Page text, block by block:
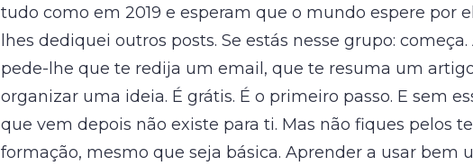
tudo como em 2019 e esperam que o mundo espere por
lhes dediquei outros posts. Se estás nesse grupo:
pede-lhe que te redija um email, que te resuma um
organizar uma ideia. É grátis. É o primeiro passo. E sem
que vem depois não existe para ti. Mas não fiques pelos
formação, mesmo que seja básica. Aprender a usar bem